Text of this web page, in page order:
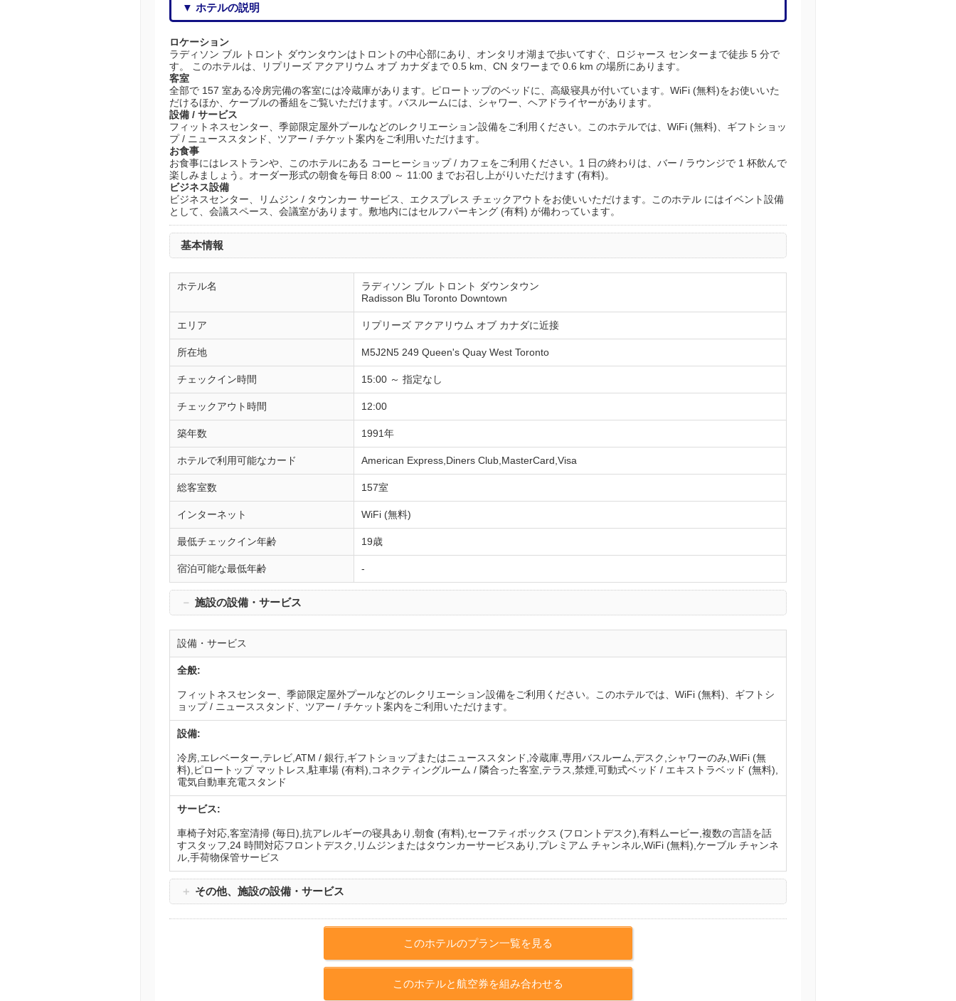
▼ ホテルの説明
ロケーション
ラディソン ブル トロント ダウンタウンはトロントの中心部にあり、オンタリオ湖まで歩いてすぐ、ロジャース センターまで徒歩 5 分で
す。 このホテルは、リプリーズ アクアリウム オブ カナダまで 0.5 km、CN タワーまで 0.6 km の場所にあります。
客室
全部で 157 室ある冷房完備の客室には冷蔵庫があります。ピロートップのベッドに、高級寝具が付いています。WiFi (無料)をお使いいた
だけるほか、ケーブルの番組をご覧いただけます。バスルームには、シャワー、ヘアドライヤーがあります。
設備 / サービス
フィットネスセンター、季節限定屋外プールなどのレクリエーション設備をご利用ください。このホテルでは、WiFi (無料)、ギフトショッ
プ / ニューススタンド、ツアー / チケット案内をご利用いただけます。
お食事
お食事にはレストランや、このホテルにある コーヒーショップ / カフェをご利用ください。1 日の終わりは、バー / ラウンジで 1 杯飲んで
楽しみましょう。オーダー形式の朝食を毎日 8:00 ～ 11:00 までお召し上がりいただけます (有料)。
ビジネス設備
ビジネスセンター、リムジン / タウンカー サービス、エクスプレス チェックアウトをお使いいただけます。このホテル にはイベント設備
として、会議スペース、会議室があります。敷地内にはセルフパーキング (有料) が備わっています。
基本情報
ホテル名
ラディソン ブル トロント ダウンタウン
Radisson Blu Toronto Downtown
エリア リプリーズ アクアリウム オブ カナダに近接
所在地 M5J2N5 249 Queen's Quay West Toronto
チェックイン時間 15:00 ～ 指定なし
チェックアウト時間 12:00
築年数 1991年
ホテルで利用可能なカード American Express,Diners Club,MasterCard,Visa
総客室数 157室
インターネット WiFi (無料)
最低チェックイン年齢 19歳
宿泊可能な最低年齢 -
－ 施設の設備・サービス
設備・サービス
全般:
フィットネスセンター、季節限定屋外プールなどのレクリエーション設備をご利用ください。このホテルでは、WiFi (無料)、ギフトシ
ョップ / ニューススタンド、ツアー / チケット案内をご利用いただけます。
設備:
冷房,エレベーター,テレビ,ATM / 銀行,ギフトショップまたはニューススタンド,冷蔵庫,専用バスルーム,デスク,シャワーのみ,WiFi (無
料),ピロートップ マットレス,駐車場 (有料),コネクティングルーム / 隣合った客室,テラス,禁煙,可動式ベッド / エキストラベッド (無料),
電気自動車充電スタンド
サービス:
車椅子対応,客室清掃 (毎日),抗アレルギーの寝具あり,朝食 (有料),セーフティボックス (フロントデスク),有料ムービー,複数の言語を話
すスタッフ,24 時間対応フロントデスク,リムジンまたはタウンカーサービスあり,プレミアム チャンネル,WiFi (無料),ケーブル チャンネ
ル,手荷物保管サービス
＋ その他、施設の設備・サービス
このホテルのプラン一覧を見る
このホテルと航空券を組み合わせる